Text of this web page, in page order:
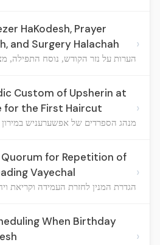
HaKodesh, Prayer
and Surgery Halachah
הערות על נזר הקודש, נוסח התפילה,
›
Custom of Upsherin at
for the First Haircut
מנהג הספרדים של אפשערעניש
›
for Repetition of
Vayechal
הגדרת המנין לחזרת העמידה וקריאת
›
When Birthday
›